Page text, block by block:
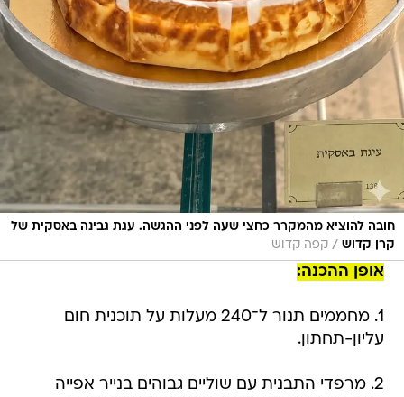
חובה להוציא מהמקרר כחצי שעה לפני ההגשה. עגת גבינה באסקית של
קרן קדוש / קפה קדוש
אופן ההכנה:
1. מחממים תנור ל־240 מעלות על תוכנית חום
עליון-תחתון.
2. מרפדי התבנית עם שוליים גבוהים בנייר אפייה